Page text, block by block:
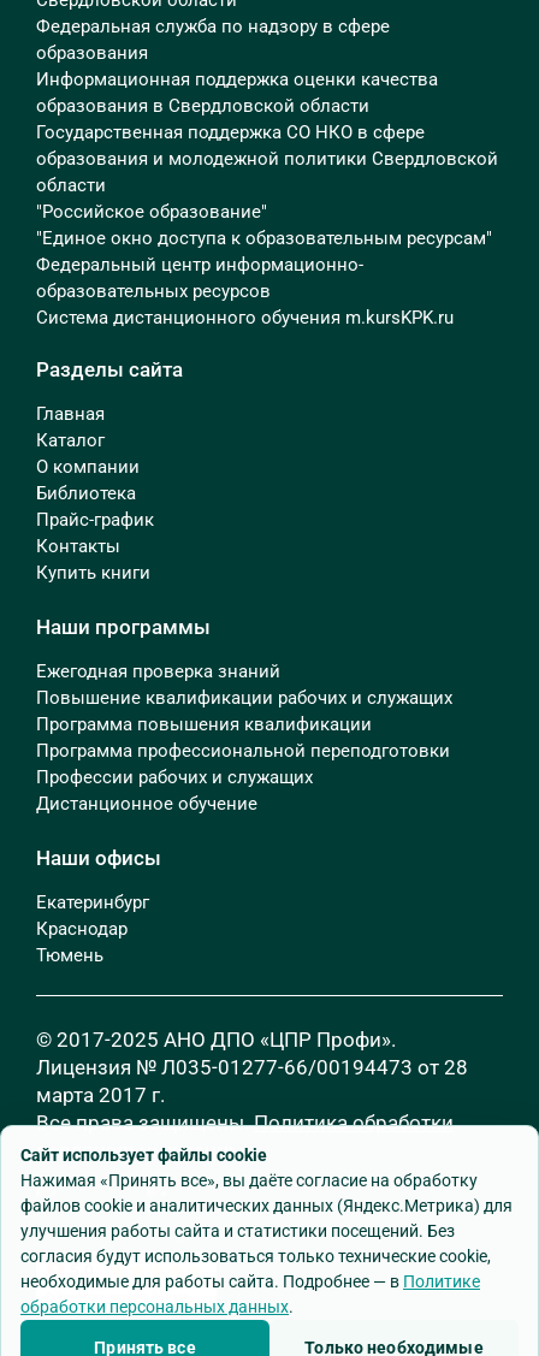
Федеральная служба по надзору в сфере
образования
Информационная поддержка оценки качества
образования в Свердловской области
Государственная поддержка СО НКО в сфере
образования и молодежной политики Свердловской
области
"Российское образование"
"Единое окно доступа к образовательным ресурсам"
Федеральный центр информационно-
образовательных ресурсов
Система дистанционного обучения m.kursKPK.ru
Разделы сайта
Главная
Каталог
О компании
Библиотека
Прайс-график
Контакты
Купить книги
Наши программы
Ежегодная проверка знаний
Повышение квалификации рабочих и служащих
Программа повышения квалификации
Программа профессиональной переподготовки
Профессии рабочих и служащих
Дистанционное обучение
Наши офисы
Екатеринбург
Краснодар
Тюмень
© 2017-2025 АНО ДПО «ЦПР Профи».
Лицензия № Л035-01277-66/00194473 от 28
марта 2017 г.
Все права защищены.Политика обработки
персональных данных
Сайт использует файлы cookie
Нажимая «Принять все», вы даёте согласие на обработку
файлов cookie и аналитических данных (Яндекс.Метрика) для
улучшения работы сайта и статистики посещений. Без
согласия будут использоваться только технические cookie,
необходимые для работы сайта. Подробнее — в Политике
обработки персональных данных.
Принять все Только необходимые